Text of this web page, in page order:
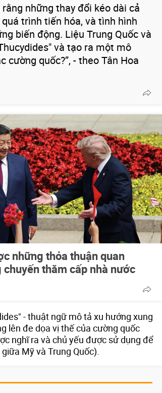
những thay đổi kéo dài cả
trình tiến hóa, và tình hình
biến động. Liệu Trung Quốc và
và tạo ra một mô
cường quốc?”, - theo Tân Hoa
những thỏa thuận quan
thăm cấp nhà nước
- thuật ngữ mô tả xu hướng xung
lên đe dọa vị thế của cường quốc
nghĩ ra và chủ yếu được sử dụng để
Mỹ và Trung Quốc).